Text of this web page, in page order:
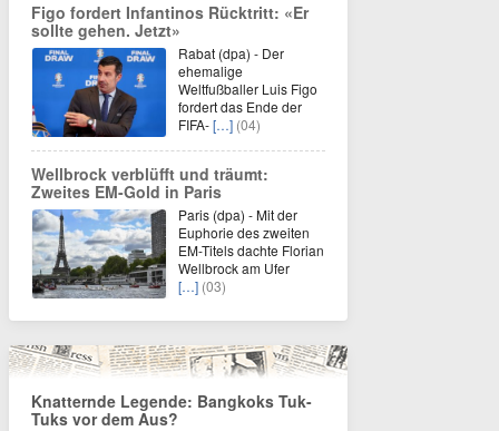
Figo fordert Infantinos Rücktritt: «Er
sollte gehen. Jetzt»
Rabat (dpa) - Der
ehemalige
Weltfußballer Luis Figo
fordert das Ende der
FIFA-[…] (04)
Wellbrock verblüfft und träumt:
Zweites EM-Gold in Paris
Paris (dpa) - Mit der
Euphorie des zweiten
EM-Titels dachte Florian
Wellbrock am Ufer
[…] (03)
Knatternde Legende: Bangkoks Tuk-
Tuks vor dem Aus?